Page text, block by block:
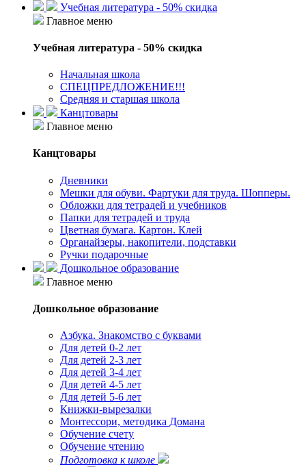
Учебная литература - 50% скидка
Главное меню
Учебная литература - 50% скидка
Начальная школа
СПЕЦПРЕДЛОЖЕНИЕ!!!
Средняя и старшая школа
Канцтовары
Главное меню
Канцтовары
Дневники
Мешки для обуви. Фартуки для труда. Шопперы.
Обложки для тетрадей и учебников
Папки для тетрадей и труда
Цветная бумага. Картон. Клей
Органайзеры, накопители, подставки
Ручки подарочные
Дошкольное образование
Главное меню
Дошкольное образование
Азбука. Знакомство с буквами
Для детей 0-2 лет
Для детей 2-3 лет
Для детей 3-4 лет
Для детей 4-5 лет
Для детей 5-6 лет
Книжки-вырезалки
Монтессори, методика Домана
Обучение счету
Обучение чтению
Подготовка к школе